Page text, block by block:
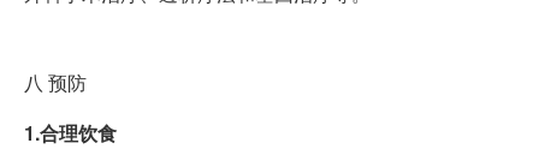
八 预防
1.合理饮食